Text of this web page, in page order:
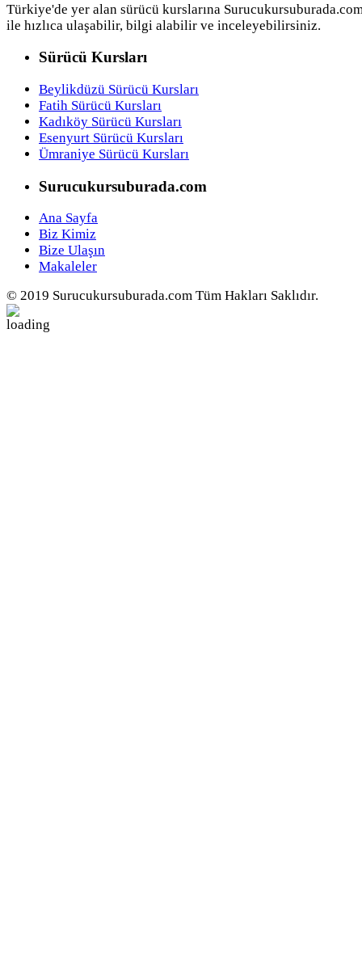
Türkiye'de yer alan sürücü kurslarına
ile hızlıca ulaşabilir, bilgi alabilir ve inceleyebilirsiniz.
Sürücü Kursları
Beylikdüzü Sürücü Kursları
Fatih Sürücü Kursları
Kadıköy Sürücü Kursları
Esenyurt Sürücü Kursları
Ümraniye Sürücü Kursları
Surucukursuburada.com
Ana Sayfa
Biz Kimiz
Bize Ulaşın
Makaleler
© 2019 Surucukursuburada.com Tüm Hakları Saklıdır.